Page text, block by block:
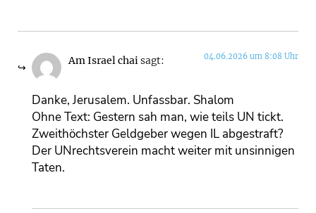
Am Israel chaisagt: 04.06.2026 um 8:08 Uhr
Danke, Jerusalem. Unfassbar. Shalom
Ohne Text: Gestern sah man, wie teils UN tickt.
Zweithöchster Geldgeber wegen IL abgestraft?
Der UNrechtsverein macht weiter mit unsinnigen
Taten.